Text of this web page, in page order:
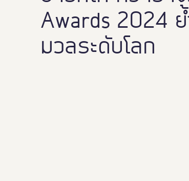
บ้านและคุณภาพชีวิต ข่าว News
Awards 2024
มวลระดับโลก